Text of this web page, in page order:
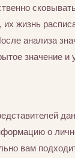
жизнь
анализа
значение и
о
вам